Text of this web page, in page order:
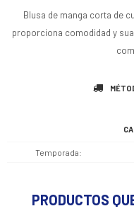
Blusa de manga corta de
proporciona comodidad y
Temporada
PRODUCTOS